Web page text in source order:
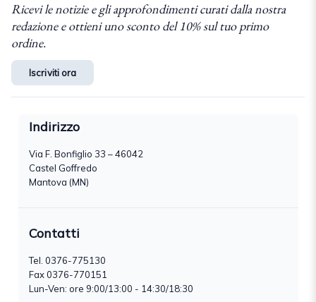
Ricevi le notizie e gli approfondimenti curati dalla nostra
redazione e ottieni uno sconto del 10% sul tuo primo
ordine.
Iscriviti ora
Indirizzo
Via F. Bonfiglio 33 – 46042
Castel Goffredo
Mantova (MN)
Contatti
Tel. 0376-775130
Fax 0376-770151
Lun-Ven: ore 9:00/13:00 - 14:30/18:30